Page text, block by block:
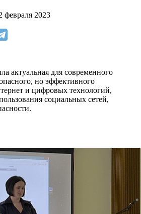
февраля 2023
актуальная для современного
но эффективного
и цифровых технологий,
социальных сетей,